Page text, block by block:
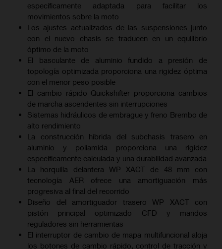
específicamente adaptada para facilitar los
movimientos sobre la moto
Los ajustes actualizados de las suspensiones junto
con el nuevo chasis se traducen en un equilibrio
óptimo de la moto
El basculante de aluminio fundido a presión de
topología optimizada proporciona una rigidez óptima
con el menor peso posible
El cambio rápido Quickshifter proporciona cambios
de marcha ascendentes sin interrupciones
Sistemas hidráulicos de embrague y freno Brembo de
alto rendimiento
La construcción híbrida del subchasis trasero en
aluminio y poliamida proporciona una rigidez
específicamente calculada y una durabilidad avanzada
La horquilla delantera WP XACT de 48 mm con
tecnología AER ofrece una amortiguación más
progresiva al final del recorrido
Diseño del amortiguador trasero WP XACT con
pistón principal optimizado CFD y mandos
reguladores sin herramientas
El interruptor de cambio de mapa multifuncional aloja
los botones de cambio rápido, control de tracción y